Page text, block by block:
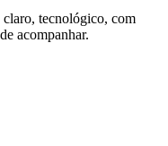
claro, tecnológico, com
acompanhar.